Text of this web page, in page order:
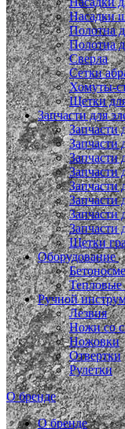
Насадки
Полотна
Полотна
Сверла
Сетки
Хомуты-
Щетки
Запчасти для
Запчасти
Запчасти
Запчасти
Запчасти
Запчасти
Запчасти
Запчасти
Щетки
Оборудование
Ручной
Лезвия
Ножи со
Ножовки
Отвертки
Рулетки
О бренде
О бренде